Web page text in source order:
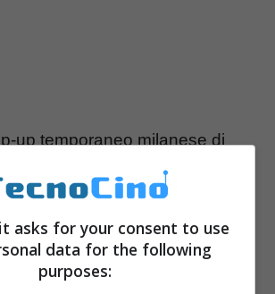
up temporaneo milanese di
Friday Fun House apre
, precisamene in via
1. Un luogo conaccesso
i visitatori avranno modo di
asks for your consent to use
data for the following
purposes: